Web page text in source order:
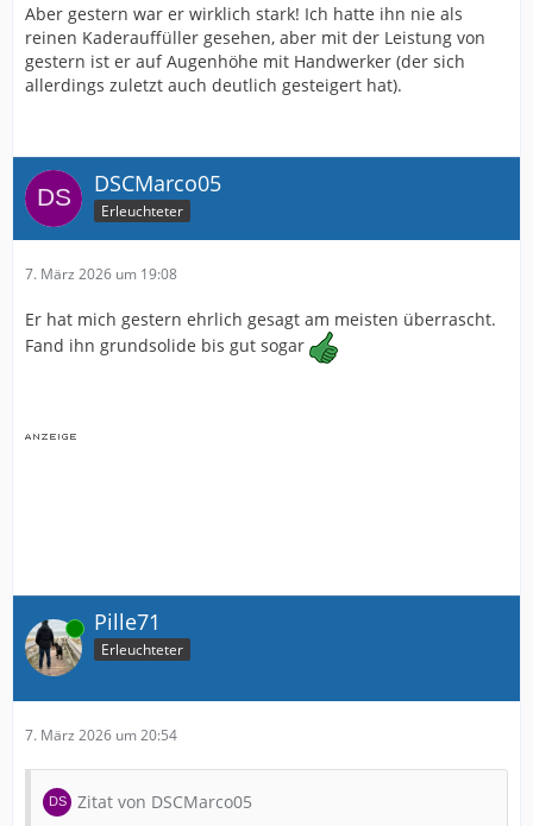
Aber gestern war er wirklich stark! Ich hatte ihn nie als
reinen Kaderauffüller gesehen, aber mit der Leistung von
gestern ist er auf Augenhöhe mit Handwerker (der sich
allerdings zuletzt auch deutlich gesteigert hat).
DSCMarco05
Erleuchteter
7. März 2026 um 19:08
Er hat mich gestern ehrlich gesagt am meisten überrascht.
Fand ihn grundsolide bis gut sogar
Online Pille71
Erleuchteter
7. März 2026 um 20:54
Zitat von DSCMarco05